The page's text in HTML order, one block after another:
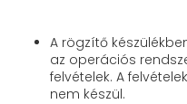
A rögzítő
az operációs
felvételek. A
nem készül.